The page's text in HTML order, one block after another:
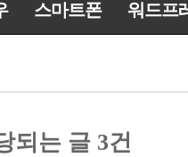
스마트폰 워드프
되는 글 3건